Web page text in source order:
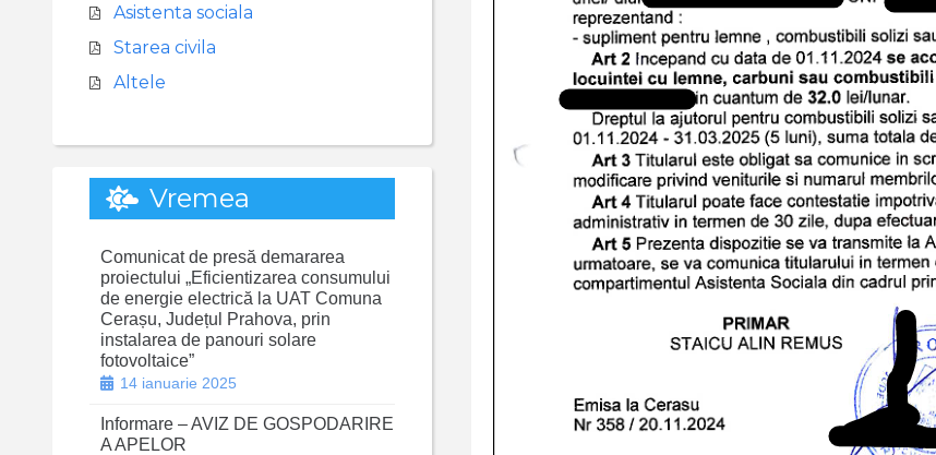
Asistenta sociala
Starea civila
Altele
Vremea
Comunicat de presă demararea
proiectului „Eficientizarea consumului
de energie electrică la UAT Comuna
Cerașu, Județul Prahova, prin
instalarea de panouri solare
fotovoltaice”
14 ianuarie 2025
Informare – AVIZ DE GOSPODARIRE
A APELOR